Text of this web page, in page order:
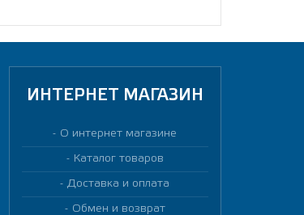
ИНТЕРНЕТ МАГАЗИН
О интернет магазине
Каталог товаров
Доставка и оплата
Обмен и возврат